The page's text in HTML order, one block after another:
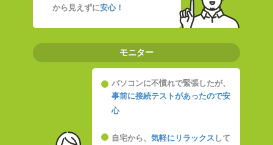
から見えずに安心！
モニター
パソコンに不慣れで緊張したが、
事前に接続テストがあったので安
心
自宅から、 気軽にリラックス して